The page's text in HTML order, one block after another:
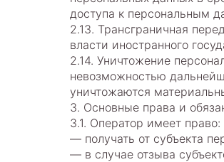
доступа к персональным
2.13. Трансграничная
власти иностранного
2.14. Уничтожение
невозможностью
уничтожаются
3. Основные права и
3.1. Оператор имеет право:
— получать от субъекта
— в случае отзыва